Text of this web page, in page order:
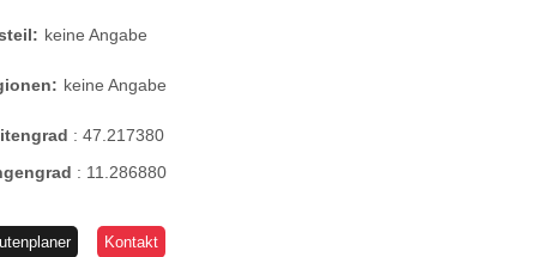
keine Angabe
keine Angabe
:47.217380
: 11.286880
Kontakt